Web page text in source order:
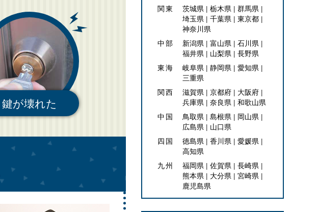
鍵が壊れた
関東
茨城県 栃木県 群馬県
埼玉県 千葉県 東京都
神奈川県
中部
新潟県 富山県 石川県
福井県
山梨県 長野県
東海
岐阜県 静岡県 愛知県
三重県
関西
滋賀県 京都府
大阪府
兵庫県 奈良県 和歌山県
中国
鳥取県 島根県
岡山県
広島県
山口県
四国
徳島県 香川県 愛媛県
高知県
九州
福岡県 佐賀県 長崎県
熊本県
大分県 宮崎県
鹿児島県